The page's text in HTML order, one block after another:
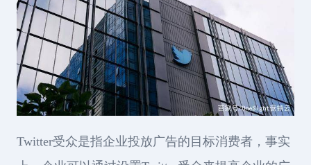
Twitter受众是指企业投放广告的目标消费者，事实